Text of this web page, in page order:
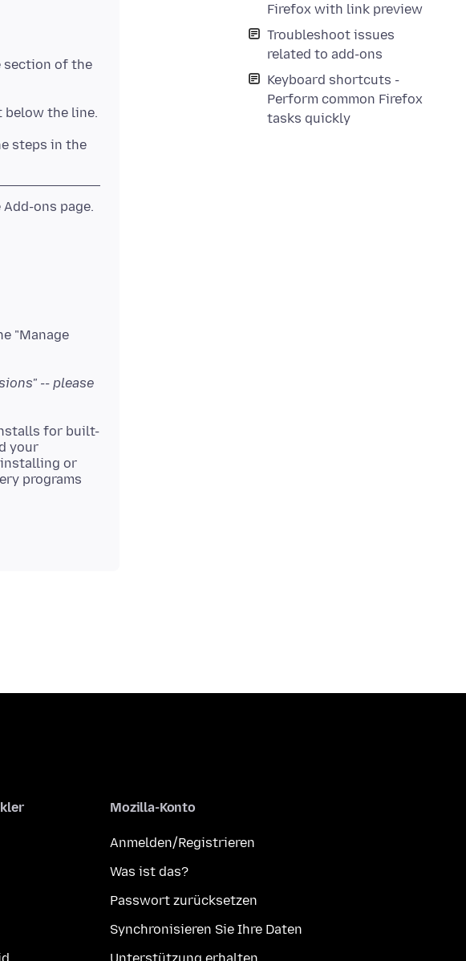
Firefox with link preview
Troubleshoot issues
related to add-ons
Keyboard shortcuts -
Perform common Firefox
tasks quickly
section of the
steps in the
ons page.
"Manage
-- please
for built-
your
or
programs
Mozilla-Konto
Anmelden/Registrieren
Was ist das?
Passwort zurücksetzen
Synchronisieren Sie Ihre Daten